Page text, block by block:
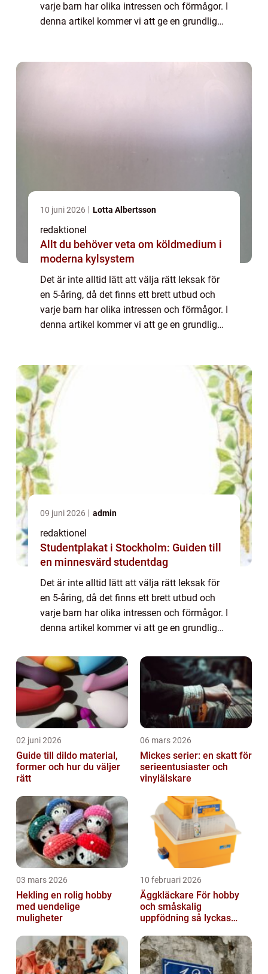
varje barn har olika intressen och förmågor. I
denna artikel kommer vi att ge en grundlig
10 juni 2026 Lotta Albertsson
redaktionel
Allt du behöver veta om köldmedium i
moderna kylsystem
Det är inte alltid lätt att välja rätt leksak för
en 5-åring, då det finns ett brett utbud och
varje barn har olika intressen och förmågor. I
denna artikel kommer vi att ge en grundlig
09 juni 2026 admin
redaktionel
Studentplakat i Stockholm: Guiden till
en minnesvärd studentdag
Det är inte alltid lätt att välja rätt leksak för
en 5-åring, då det finns ett brett utbud och
varje barn har olika intressen och förmågor. I
denna artikel kommer vi att ge en grundlig
presentera olika typer...
02 juni 2026
Guide till dildo material,
former och hur du väljer
rätt
06 mars 2026
Mickes serier: en skatt för
serieentusiaster och
vinylälskare
03 mars 2026
Hekling en rolig hobby
med uendelige
muligheter
10 februari 2026
Äggkläckare För hobby
och småskalig
uppfödning så lyckas